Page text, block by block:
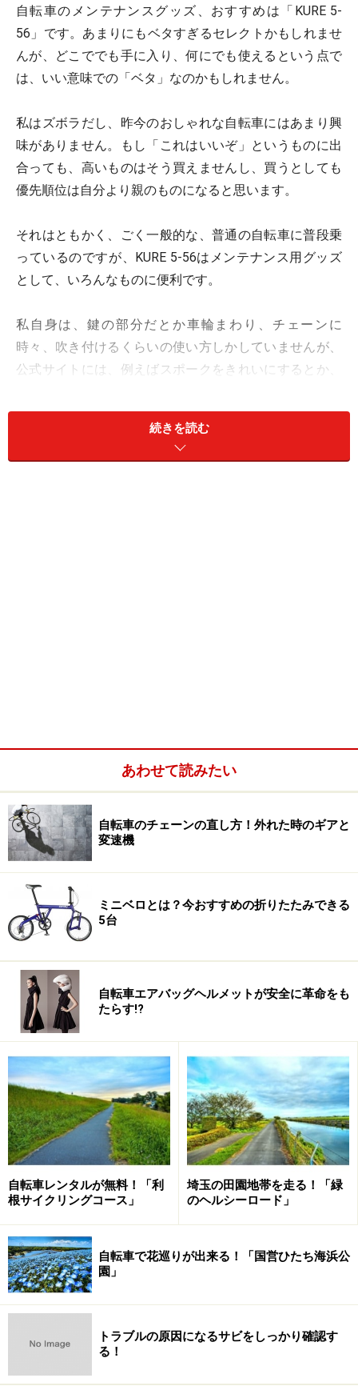
自転車のメンテナンスグッズ、おすすめは「KURE 5-
56」です。あまりにもベタすぎるセレクトかもしれませ
んが、どこででも手に入り、何にでも使えるという点で
は、いい意味での「ベタ」なのかもしれません。
私はズボラだし、昨今のおしゃれな自転車にはあまり興
味がありません。もし「これはいいぞ」というものに出
合っても、高いものはそう買えませんし、買うとしても
優先順位は自分より親のものになると思います。
それはともかく、ごく一般的な、普通の自転車に普段乗
っているのですが、KURE 5-56はメンテナンス用グッズ
として、いろんなものに便利です。
私自身は、鍵の部分だとか車輪まわり、チェーンに
時々、吹き付けるくらいの使い方しかしていませんが、
公式サイトには、例えばスポークをきれいにするとか、
同公式サイトには、ユーザーからの「こんな使用法もあ
る」という投稿がありました。例えばデニム地等、厚い
Amazonで見る
※データは記事公開時点の情報です
※記事内容は執筆時点のものです。最新の内容をご確認くださ
い。
【編集部おすすめの購入サイト】
Amazonで自転車関連の商品をチェック！
楽天市場で自転車関連の商品をチェック！
続きを読む
あわせて読みたい
自転車のチェーンの直し方！外れた時のギアと
変速機
ミニベロとは？今おすすめの折りたたみできる
5台
自転車エアバッグヘルメットが安全に革命をも
たらす!?
自転車レンタルが無料！「利
根サイクリングコース」
埼玉の田園地帯を走る！「緑
のヘルシーロード」
自転車で花巡りが出来る！「国営ひたち海浜公
園」
トラブルの原因になるサビをしっかり確認す
る！